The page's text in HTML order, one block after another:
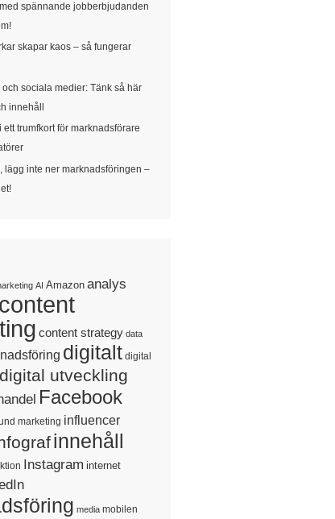
spännande jobberbjudanden
skapar kaos – så fungerar
och sociala medier: Tänk så här
innehåll
ett trumfkort för marknadsförare
lägg inte ner marknadsföringen –
AI Amazon analys
content
content strategy data
digitalt digital
digital utveckling
Facebook
marketing influencer
innehåll
Instagram internet
media mobilen